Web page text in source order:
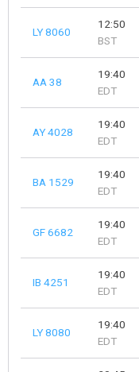
LY 8060
12:50
BST
AA 38
19:40
EDT
AY 4028
19:40
EDT
BA 1529
19:40
EDT
GF 6682
19:40
EDT
IB 4251
19:40
EDT
LY 8080
19:40
EDT